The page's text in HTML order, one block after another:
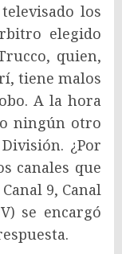
los
elegido
quien,
tiene malos
A la hora
ningún otro
¿Por
canales que
9, Canal
se encargó